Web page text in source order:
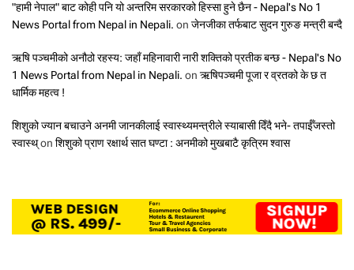
"हामी नेपाल" बाट कोही पनि यो अन्तरिम सरकारको हिस्सा हुने छैन - Nepal's No 1
News Portal from Nepal in Nepali. on जेनजीका तर्फबाट सुदन गुरुङ मन्त्री बन्दै
ऋषि पञ्चमीको अनौठो रहस्य: जहाँ महिनावारी नारी शक्तिको प्रतीक बन्छ - Nepal's No
1 News Portal from Nepal in Nepali. on ऋषिपञ्चमी पूजा र व्रतको के छ त
धार्मिक महत्व !
शिशुको ज्यान बचाउने अनमी जानकीलाई स्वास्थ्यमन्त्रीले स्याबासी दिँदै भने- तपाईँजस्तो
स्वास्थ्on शिशुको प्राण रक्षार्थ सात घण्टा : अनमीको मुखबाटै कृत्रिम श्वास